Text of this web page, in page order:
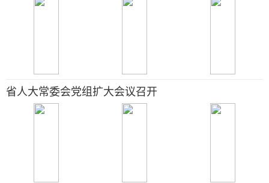
省人大常委会党组扩大会议召开